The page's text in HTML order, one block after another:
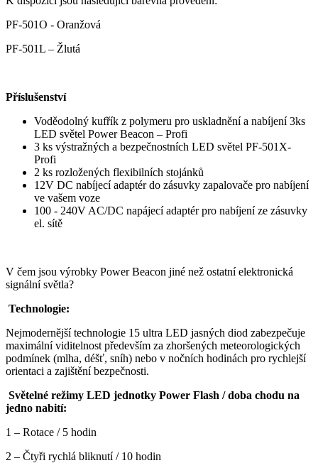
PF-501O - Oranžová
PF-501L – Žlutá
Příslušenství
Voděodolný kufřík z polymeru pro uskladnění a nabíjení 3ks
LED světel Power Beacon – Profi
3 ks výstražných a bezpečnostních LED světel PF-501X-
Profi
2 ks rozložených flexibilních stojánků
12V DC nabíjecí adaptér do zásuvky zapalovače pro nabíjení
ve vašem voze
100 - 240V AC/DC napájecí adaptér pro nabíjení ze zásuvky
el. sítě
V čem jsou výrobky Power Beacon jiné než ostatní elektronická
signální světla?
Technologie:
Nejmodernější technologie 15 ultra LED jasných diod zabezpečuje
maximální viditelnost především za zhoršených meteorologických
podmínek (mlha, déšť, sníh) nebo v nočních hodinách pro rychlejší
orientaci a zajištění bezpečnosti.
Světelné režimy LED jednotky Power Flash / doba chodu na
jedno nabití:
1 – Rotace / 5 hodin
2 – Čtyři rychlá bliknutí / 10 hodin